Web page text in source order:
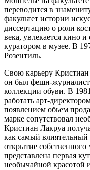
переводится в
факультет истории
диссертацию о роли
века, увлекается кино
куратором в музее. В
Розентиль.
Свою карьеру Кристиан
он был фешн-
коллекции обуви. В
работать арт-
появлением обьем
марке сопутствовал
Кристиан Лакруа
как самый влиятельный
открытие
представлена первая
необычайной красотой